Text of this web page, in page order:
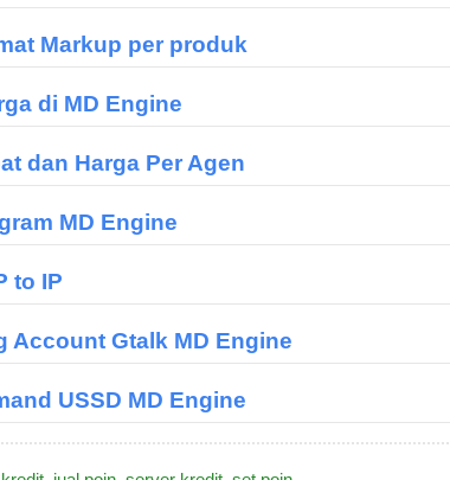
Markup per produk
di MD Engine
dan Harga Per Agen
MD Engine
to IP
Account Gtalk MD Engine
USSD MD Engine